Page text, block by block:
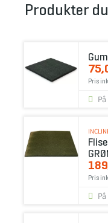
Produkter
Pris
Pris